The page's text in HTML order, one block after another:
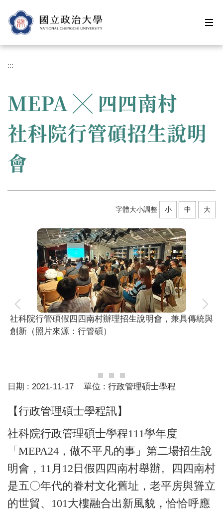
到
主
內
區
:::
MEPA ╳ 四四南村
社科院行管碩招生說明
會
字體大小調整 小 中 大
社科院行管碩假四四南村辦理招生說明會，兼具傳統與
創新（照片來源：行管碩）
日期 : 2021-11-17 單位 : 行政管理碩士學程
【行政管理碩士學程訊】
社科院行政管理碩士學程111學年度
「MEPA24，做不平凡的事」第二場招生說
明會，11月12日假四四南村舉辦。四四南村
是五〇年代的眷村文化舊址，老平房與聳立
的世貿、101大樓融合出新風貌，恰恰呼應